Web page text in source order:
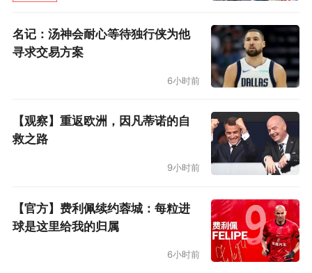
长远未来实现自负盈亏，新球场也将像热刺的新
主场那样，承办演唱会和橄榄球等活动和赛事，
成为促进营收的手段。但也有不少人担心，俱乐
部如果为新球场背负10亿巨债，会不会影响未来
的运营和投资能力？毕竟，阿森纳和巴萨等豪门
总结一下就是，涉猎甚广的PIF十分重视投资后的
收益，纽卡作为一个增长缓慢的项目，从来都不
是他们的关注重点。纽卡队内对沙特资方的热情
也早已产生怀疑。球迷熟知的沙特本国联赛，以
名记：汤神会耐心等待独行侠为他
寻求交易方案
6小时前
【观察】重返欧洲，因凡蒂诺的自
救之路
9小时前
【官方】费利佩续约蓉城：每粒进
球是这里给我的归属
6小时前